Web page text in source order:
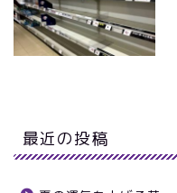
最近の投稿